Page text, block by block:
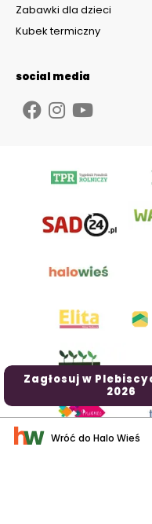
Zagłosuj w
2026
Zabawki dla dzieci
Kubek termiczny
social media
Wróć do Halo Wieś